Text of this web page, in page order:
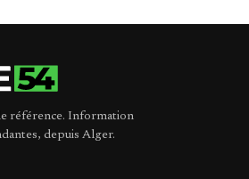
référence. Information
depuis Alger.